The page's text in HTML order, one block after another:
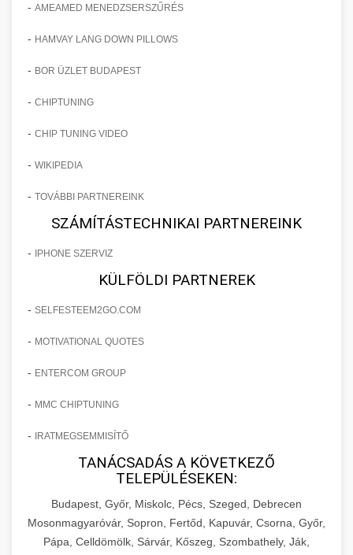
- AMEAMED MENEDZSERSZŰRÉS
- HAMVAY LANG DOWN PILLOWS
- BOR ÜZLET BUDAPEST
- CHIPTUNING
- CHIP TUNING VIDEO
- WIKIPEDIA
- TOVÁBBI PARTNEREINK
SZÁMÍTÁSTECHNIKAI PARTNEREINK
- IPHONE SZERVIZ
KÜLFÖLDI PARTNEREK
- SELFESTEEM2GO.COM
- MOTIVATIONAL QUOTES
- ENTERCOM GROUP
- MMC CHIPTUNING
- IRATMEGSEMMISÍTŐ
TANÁCSADÁS A KÖVETKEZŐ
TELEPÜLÉSEKEN:
Budapest, Győr, Miskolc, Pécs, Szeged, Debrecen
Mosonmagyaróvár, Sopron, Fertőd, Kapuvár, Csorna, Győr,
Pápa, Celldömölk, Sárvár, Kőszeg, Szombathely, Ják,